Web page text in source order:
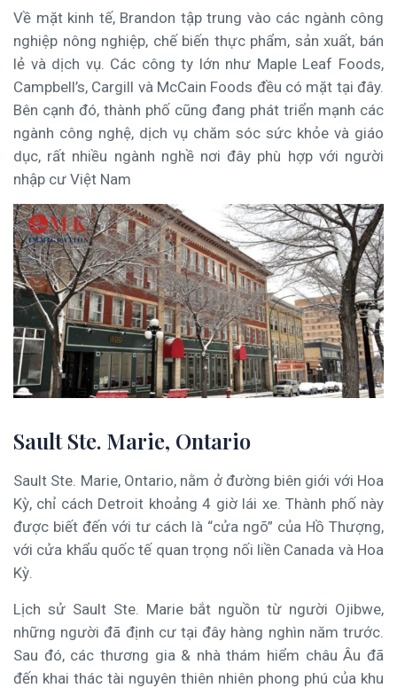
Về mặt kinh tế, Brandon tập trung vào các ngành công
nghiệp nông nghiệp, chế biến thực phẩm, sản xuất, bán
lẻ và dịch vụ. Các công ty lớn như Maple Leaf Foods,
Campbell’s, Cargill và McCain Foods đều có mặt tại đây.
Bên cạnh đó, thành phố cũng đang phát triển mạnh các
ngành công nghệ, dịch vụ chăm sóc sức khỏe và giáo
dục, rất nhiều ngành nghề nơi đây phù hợp với người
nhập cư Việt Nam
Sault Ste. Marie, Ontario
Sault Ste. Marie, Ontario, nằm ở đường biên giới với Hoa
Kỳ, chỉ cách Detroit khoảng 4 giờ lái xe. Thành phố này
được biết đến với tư cách là “cửa ngõ” của Hồ Thượng,
với cửa khẩu quốc tế quan trọng nối liền Canada và Hoa
Kỳ.
Lịch sử Sault Ste. Marie bắt nguồn từ người Ojibwe,
những người đã định cư tại đây hàng nghìn năm trước.
Sau đó, các thương gia & nhà thám hiểm châu Âu đã
đến khai thác tài nguyên thiên nhiên phong phú của khu